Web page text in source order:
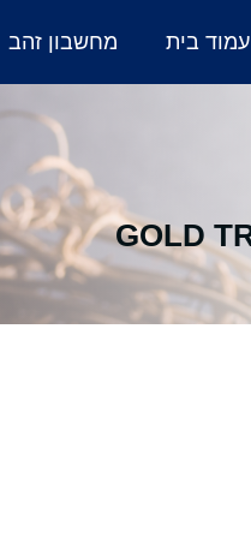
עמוד בית מחשבון זהב